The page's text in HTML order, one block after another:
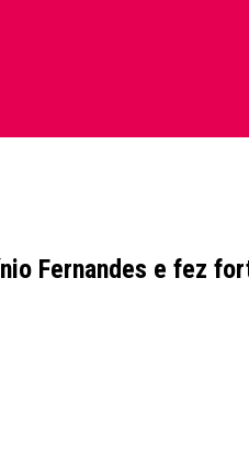
Fernandes e fez